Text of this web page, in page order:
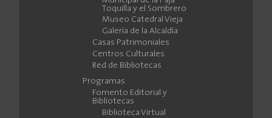
Toquilla y el Sombrero
Museo Catedral Vieja
Galería de la Alcaldía
Casas Patrimoniales
Centros Culturales
Red de Bibliotecas
Programas
Fomento Editorial y
Bibliotecas
Biblioteca Virtual